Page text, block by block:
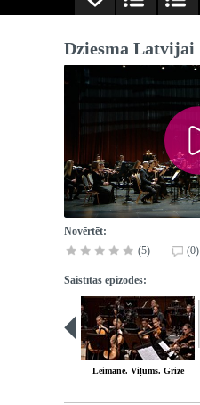
Dziesma Latvijai
Novērtēt:
(5)
(0)
Saistītās epizodes:
Leimane. Viļums. Grizē